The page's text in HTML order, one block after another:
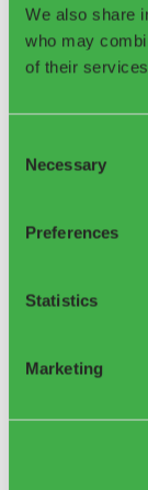
We also share
who may
of their
Selection
Necessary
Preferences
Statistics
Marketing